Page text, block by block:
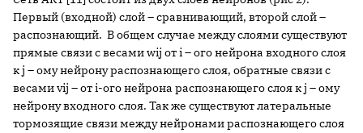
Первый (входной) слой – сравнивающий, второй слой –
распознающий. В общем случае между слоями существуют
прямые связи с весами wij от i – ого нейрона входного слоя
к j – ому нейрону распознающего слоя, обратные связи с
весами vij – от i-ого нейрона распознающего слоя к j – ому
нейрону входного слоя. Так же существуют латеральные
тормозящие связи между нейронами распознающего слоя